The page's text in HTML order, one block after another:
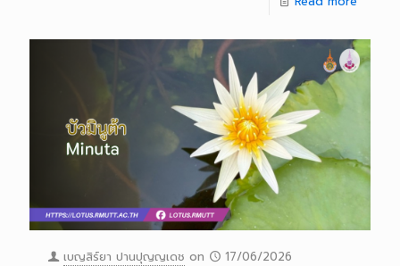
เบญสิร์ยา ปานปุญญเดช on
17/06/2026